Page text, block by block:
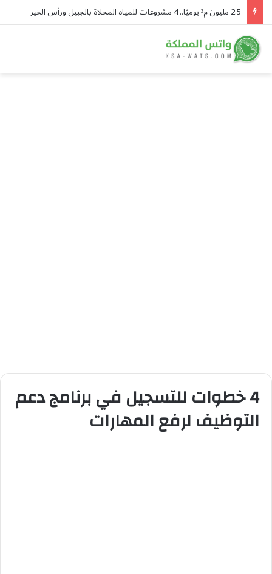
2.5 مليون م³ يوميًا.. 4 مشروعات للمياه المحلاة بالجبيل ورأس الخير
4 خطوات للتسجيل في برنامج دعم
التوظيف لرفع المهارات